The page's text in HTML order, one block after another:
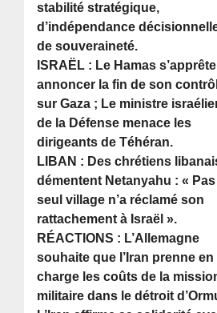
stabilité stratégique,
d’indépendance
de souveraineté.
ISRAËL : Le Hamas
annoncer la fin de son
sur Gaza ; Le ministre
de la Défense menace les
dirigeants de Téhéran.
LIBAN : Des chrétiens
démentent Netanyahu : «
seul village n’a réclamé son
rattachement à Israël ».
RÉACTIONS : L’Allemagne
souhaite que l’Iran prenne en
charge les coûts de la
militaire dans le détroit